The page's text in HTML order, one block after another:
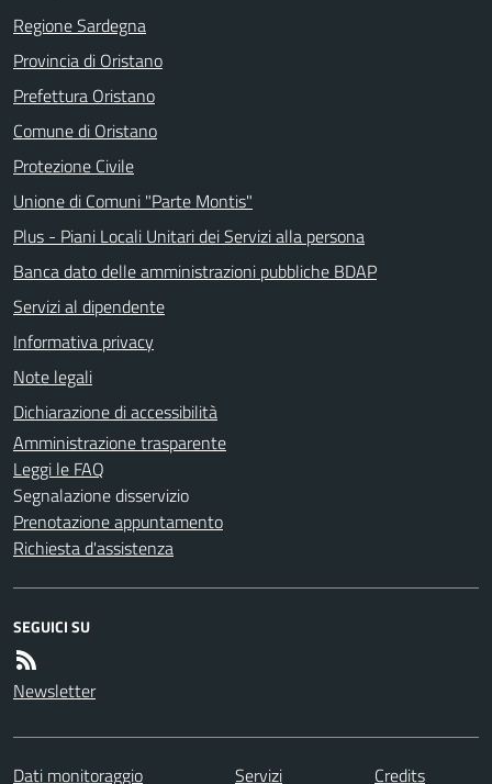
Regione Sardegna
Provincia di Oristano
Prefettura Oristano
Comune di Oristano
Protezione Civile
Unione di Comuni "Parte Montis"
Plus - Piani Locali Unitari dei Servizi alla persona
Banca dato delle amministrazioni pubbliche BDAP
Servizi al dipendente
Informativa privacy
Note legali
Dichiarazione di accessibilità
Amministrazione trasparente
Leggi le FAQ
Segnalazione disservizio
Prenotazione appuntamento
Richiesta d'assistenza
SEGUICI SU
Newsletter
Dati monitoraggio Servizi Credits